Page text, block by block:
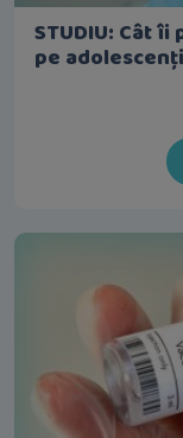
STUDIU: Cât
pe adolescenți